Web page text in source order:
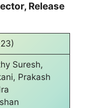
Release
Suresh,
Prakash